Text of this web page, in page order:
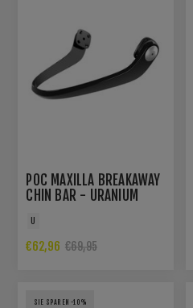
POC MAXILLA BREAKAWAY
CHIN BAR - URANIUM
€62,96 €69,95
SIE SPAREN -10%